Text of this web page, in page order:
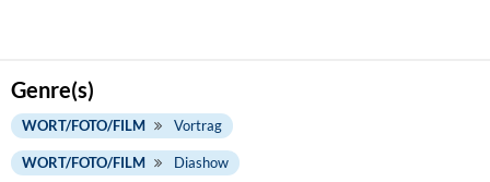
Genre(s)
WORT/FOTO/FILM Vortrag
WORT/FOTO/FILM Diashow